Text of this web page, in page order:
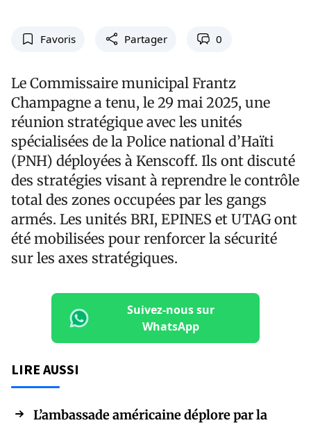
Favoris Partager 0
Le Commissaire municipal Frantz
Champagne a tenu, le 29 mai 2025, une
réunion stratégique avec les unités
spécialisées de la Police national d’Haïti
(PNH) déployées à Kenscoff. Ils ont discuté
des stratégies visant à reprendre le contrôle
total des zones occupées par les gangs
armés. Les unités BRI, EPINES et UTAG ont
été mobilisées pour renforcer la sécurité
sur les axes stratégiques.
Suivez-nous sur
WhatsApp
LIRE AUSSI
L’ambassade américaine déplore par la